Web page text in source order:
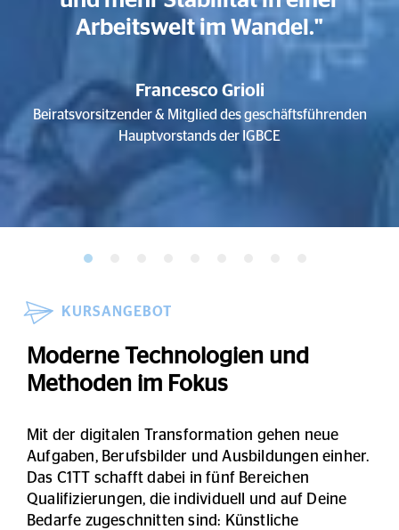
Arbeitswelt im Wandel."
Francesco Grioli
Beiratsvorsitzender & Mitglied des geschäftsführenden
Hauptvorstands der IGBCE
KURSANGEBOT
Moderne Technologien und
Methoden im Fokus
Mit der digitalen Transformation gehen neue
Aufgaben, Berufsbilder und Ausbildungen einher.
Das C1TT schafft dabei in fünf Bereichen
Qualifizierungen, die individuell und auf Deine
Bedarfe zugeschnitten sind: Künstliche